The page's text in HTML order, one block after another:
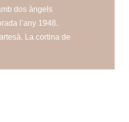
dos àngels
l’any 1948.
La cortina de